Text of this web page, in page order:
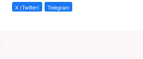
X (Twitter) Telegram